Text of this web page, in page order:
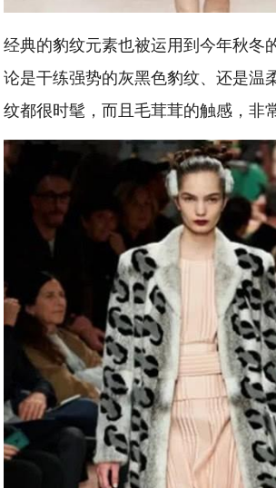
经典的豹纹元素也被运用到今年秋冬
论是干练强势的灰黑色豹纹、还是温
纹都很时髦，而且毛茸茸的触感，非